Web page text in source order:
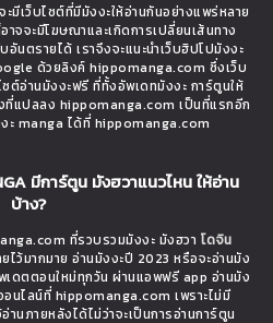
มีเว็บไซต์ที่มีมังงะให้อ่านกันอย่างแพร่หลาย
จจะมีโฆษณาและเกิดการเปลี่ยนเส้นทาง
ตรายได้ เราจึงจะแนะนำเว็บฮิปโปมังงะ
ด้วยลิงค์ hippomanga.com ซึ่งเว็บ
ต์อ่านมังงะฟรี ที่ทั้งอัพเดทมังงะ การ์ตูนให้
ที่แปลลง hippomanga.com เป็นที่แรกอีก
ะ manga ได้ที่ hippomanga.com
มีการ์ตูน มังฮวาแนวไหน ให้อ่าน
บ้าง?
ที่รวบรวมมังงะ มังฮวา โดจิน
ว้มากมาย อ่านมังงะปี 2023 หรือจะอ่านมัง
เดตตอนใหม่ทุกวัน ผ่านแอพฟรี app อ่านมัง
อนไลน์ที่ hippomanga.com เพราะไม่มี
นภายหลังได้ไม่ว่าจะเป็นการอ่านการ์ตูน